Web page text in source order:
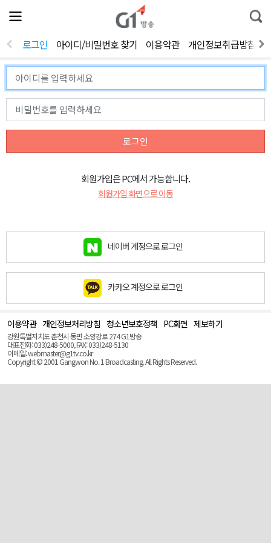
전
체
뉴
열
통
합
색
로그인 아이디/비밀번호 찾기 이용약관 개인정보취급방침
로그인
회원가입은 PC에서 가능합니다.
회원가입 화면으로 이동
네이버 계정으로 로그인
카카오 계정으로 로그인
이용약관 개인정보처리방침 청소년보호정책 PC화면 제보하기
강원특별자치도 춘천시 동면 소양강로 274 G1방송
대표전화: 033)248-5000, FAX: 033)248-5130
이메일: webmaster@g1tv.co.kr
Copyright © 2001 Gangwon No. 1 Broadcasting. All Rights Reserved.